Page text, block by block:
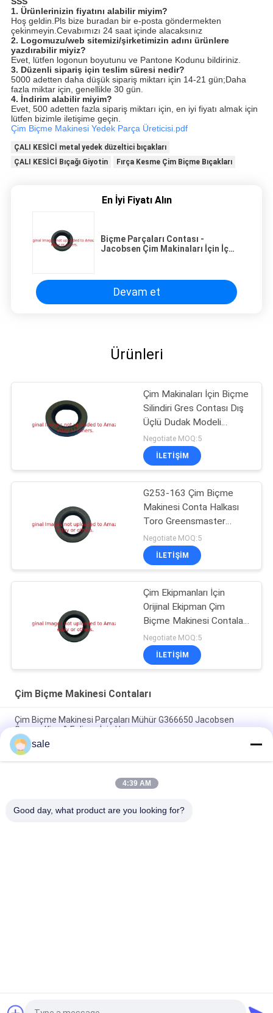
1. Ürünlerinizin fiyatını alabilir miyim?
Hoş geldin.Pls bize buradan bir e-posta göndermekten
çekinmeyin.Cevabımızı 24 saat içinde alacaksınız
2. Logomuzu/web sitemizi/şirketimizin adını ürünlere
yazdırabilir miyiz?
Evet, lütfen logonun boyutunu ve Pantone Kodunu bildiriniz.
3. Düzenli sipariş için teslim süresi nedir?
5000 adetten daha düşük sipariş miktarı için 14-21 gün;Daha
fazla miktar için, genellikle 30 gün.
4. İndirim alabilir miyim?
Evet, 500 adetten fazla sipariş miktarı için, en iyi fiyatı almak için
lütfen bizimle iletişime geçin.
Çim Biçme Makinesi Yedek Parça Üreticisi.pdf
ÇALI KESİCİ metal yedek düzeltici bıçakları
ÇALI KESİCİ Bıçağı Giyotin
Fırça Kesme Çim Biçme Bıçakları
En İyi Fiyatı Alın
Biçme Parçaları Contası -
Jacobsen Çim Makinaları İçin İç
Devam et
Ürünleri
Çim Makinaları İçin Biçme
Silindiri Gres Contası Dış
Üçlü Dudak Modeli
G3004882
Negotiate MOQ:5
İLETIŞIM
G253-163 Çim Biçme
Makinesi Conta Halkası
Toro Greensmaster
1000'e Uyar
Negotiate MOQ:5
İLETIŞIM
Çim Ekipmanları İçin
Orijinal Ekipman Çim
Biçme Makinesi Contaları
GTCU25266
Negotiate MOQ:5
İLETIŞIM
Çim Biçme Makinesi Contaları
Çim Biçme Makinesi Parçaları Mühür G366650 Jacobsen
Greens King & Eclipse İçin Uyar
Çim biçme makinesi mühürleri halka GR92287 Deere Bunker ve
saha aracına uyar
Çim Biçme Makinesi Parçaları İç Yağ Keçesi GM91399 Deere
sale
4:39 AM
Good day, what product are you looking for?